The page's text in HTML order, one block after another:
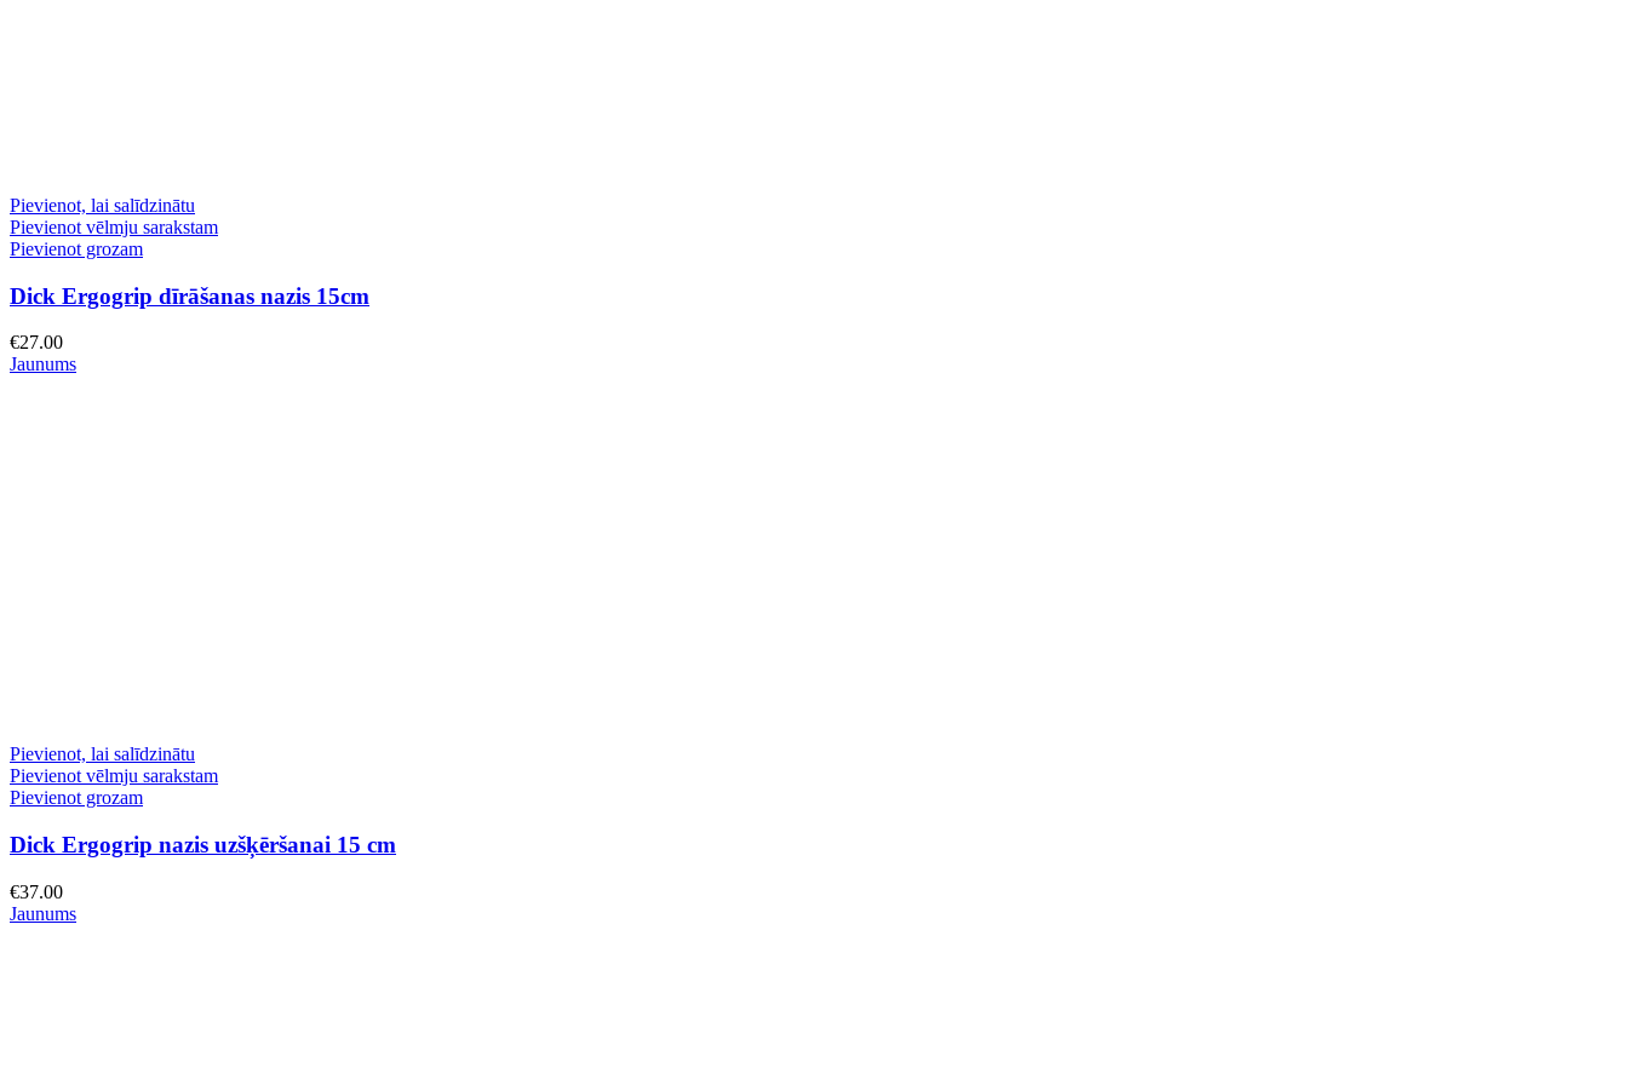
Pievienot, lai salīdzinātu
Pievienot vēlmju sarakstam
Pievienot grozam
Dick Ergogrip dīrāšanas nazis 15cm
€27.00
Jaunums
Pievienot, lai salīdzinātu
Pievienot vēlmju sarakstam
Pievienot grozam
Dick Ergogrip nazis uzšķēršanai 15 cm
€37.00
Jaunums